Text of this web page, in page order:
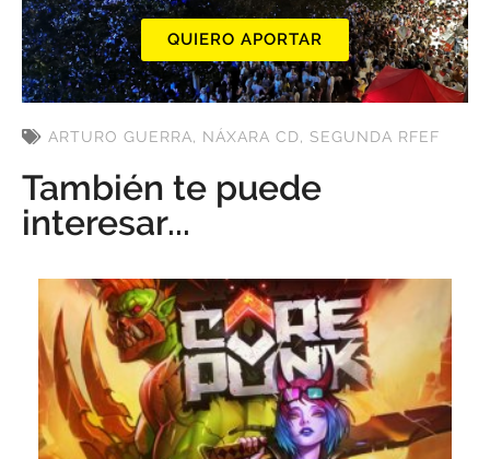
QUIERO APORTAR
ARTURO GUERRA, NÁXARA CD, SEGUNDA RFEF
También te puede
interesar...